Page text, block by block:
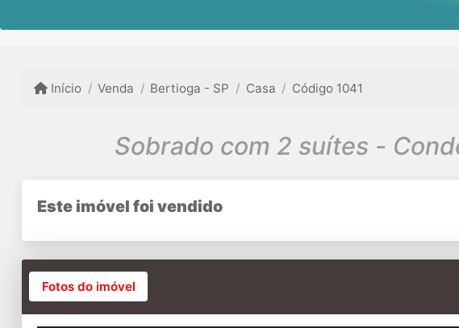
Início Venda Bertioga - SP Casa Código 1041
Sobrado com 2 suítes -
Este imóvel foi vendido
Fotos do imóvel